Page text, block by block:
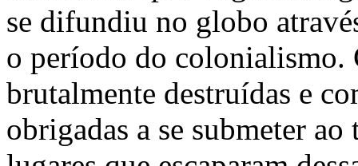
se difundiu no globo
o período do
brutalmente destruídas e
obrigadas a se submeter